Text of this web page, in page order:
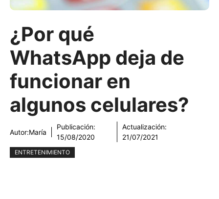
¿Por qué
WhatsApp deja de
funcionar en
algunos celulares?
Autor:María
Publicación:
15/08/2020
Actualización:
21/07/2021
ENTRETENIMIENTO